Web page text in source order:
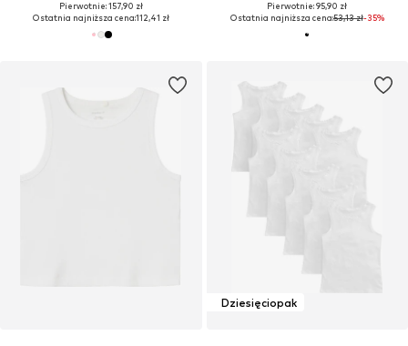
Pierwotnie: 157,90 zł
Ostatnia najniższa cena:112,41 zł
Pierwotnie: 95,90 zł
Ostatnia najniższa cena:53,13 zł-35%
Dziesięciopak